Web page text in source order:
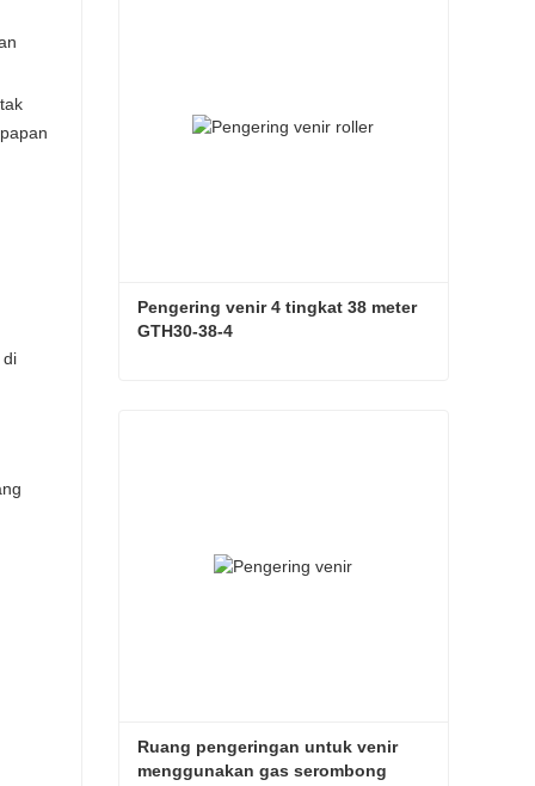
di
Pengering venir 4 tingkat 38 meter
GTH30-38-4
Ruang pengeringan untuk venir
menggunakan gas serombong